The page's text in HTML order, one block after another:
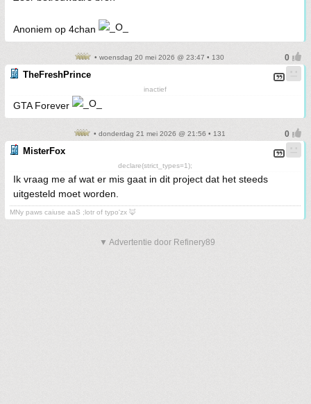
Anoniem op 4chan
• woensdag 20 mei 2026 @ 23:47 • 130
TheFreshPrince
inactief
GTA Forever
• donderdag 21 mei 2026 @ 21:56 • 131
MisterFox
declare(strict_types=1);
Ik vraag me af wat er mis gaat in dit project dat het steeds
uitgesteld moet worden.
MNy paws caiuse aaS ;lotr of typo'zx 🦊
▼ Advertentie door Refinery89